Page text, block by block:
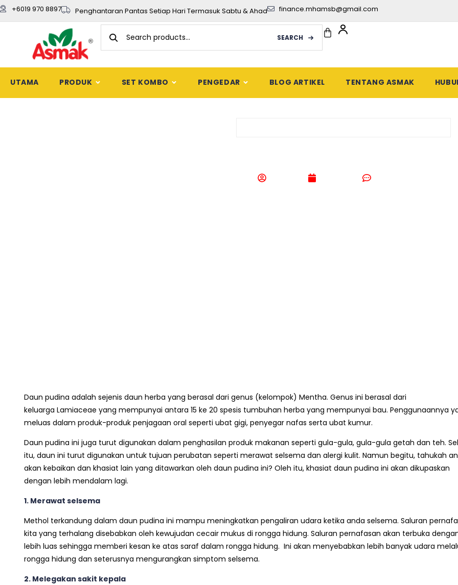
+6019 970 8897 Penghantaran Pantas Setiap Hari Termasuk Sabtu & Ahad finance.mhamsb@gmail.com
SEARCH
UTAMA PRODUK SET KOMBO PENGEDAR BLOG ARTIKEL TENTANG ASMAK
Daun pudina adalah sejenis daun herba yang berasal dari genus (kelompok) Mentha. Genus ini berasal dari
keluarga Lamiaceae yang mempunyai antara 15 ke 20 spesis tumbuhan herba yang mempunyai bau. Penggunaannya
meluas dalam produk-produk penjagaan oral seperti ubat gigi, penyegar nafas serta ubat kumur.
Daun pudina ini juga turut digunakan dalam penghasilan produk makanan seperti gula-gula, gula-gula getah dan teh.
itu, daun ini turut digunakan untuk tujuan perubatan seperti merawat selsema dan alergi kulit. Namun begitu, tahukah
akan kebaikan dan khasiat lain yang ditawarkan oleh daun pudina ini? Oleh itu, khasiat daun pudina ini akan dikupaskan
dengan lebih mendalam lagi.
1. Merawat selsema
Methol terkandung dalam daun pudina ini mampu meningkatkan pengaliran udara ketika anda selsema. Saluran
kita yang terhalang disebabkan oleh kewujudan cecair mukus di rongga hidung. Saluran pernafasan akan terbuka
lebih luas sehingga memberi kesan ke atas saraf dalam rongga hidung. Ini akan menyebabkan lebih banyak udara
rongga hidung dan seterusnya mengurangkan simptom selsema.
2. Melegakan sakit kepala